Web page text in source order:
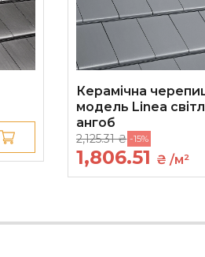
Керамічна
модель Linea
ангоб
2,125.31 ₴ -15%
1,806.51 ₴ /м²